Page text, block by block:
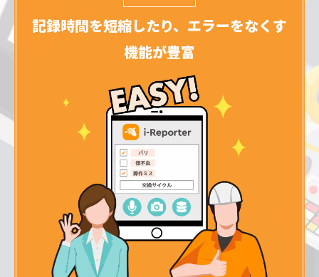
記録時間を短縮したり、エラーをなくす
機能が豊富